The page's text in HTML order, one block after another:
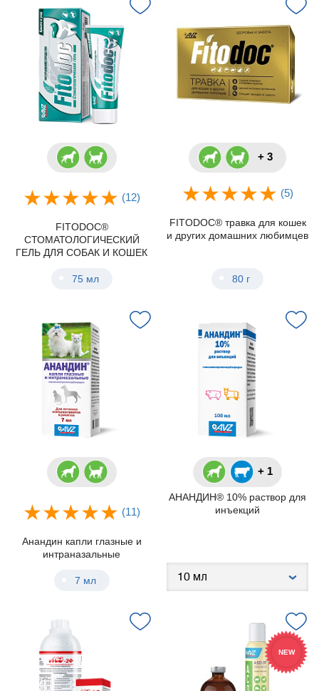
(12)
FITODOC®
СТОМАТОЛОГИЧЕСКИЙ
ГЕЛЬ ДЛЯ СОБАК И КОШЕК
75 мл
+ 3
(5)
FITODOC® травка для кошек
и других домашних любимцев
80 г
(11)
Анандин капли глазные и
интраназальные
7 мл
+ 1
АНАНДИН® 10% раствор для
инъекций
NEW